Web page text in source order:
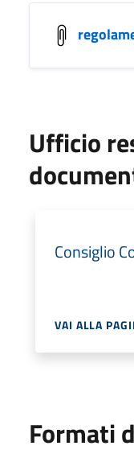
Ufficio
Consiglio
VAI ALLA
Formati